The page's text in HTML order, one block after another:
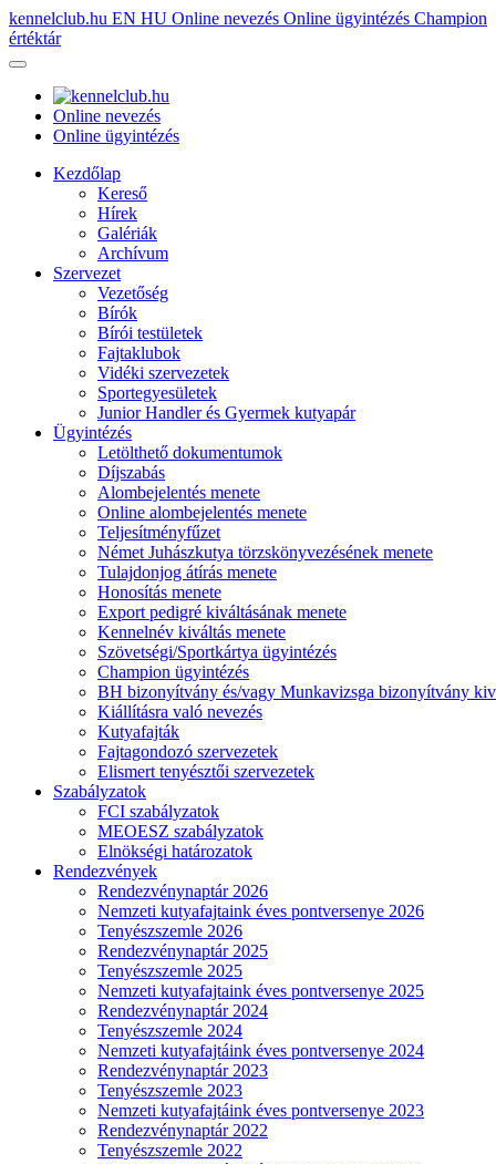
kennelclub.hu EN HU Online nevezés Online ügyintézés Champion
értéktár
Online nevezés
Online ügyintézés
Kezdőlap
Kereső
Hírek
Galériák
Archívum
Szervezet
Vezetőség
Bírók
Bírói testületek
Fajtaklubok
Vidéki szervezetek
Sportegyesületek
Junior Handler és Gyermek kutyapár
Ügyintézés
Letölthető dokumentumok
Díjszabás
Alombejelentés menete
Online alombejelentés menete
Teljesítményfűzet
Német Juhászkutya törzskönyvezésének menete
Tulajdonjog átírás menete
Honosítás menete
Export pedigré kiváltásának menete
Kennelnév kiváltás menete
Szövetségi/Sportkártya ügyintézés
Champion ügyintézés
BH bizonyítvány és/vagy Munkavizsga bizonyítvány
Kiállításra való nevezés
Kutyafajták
Fajtagondozó szervezetek
Elismert tenyésztői szervezetek
Szabályzatok
FCI szabályzatok
MEOESZ szabályzatok
Elnökségi határozatok
Rendezvények
Rendezvénynaptár 2026
Nemzeti kutyafajtaink éves pontversenye 2026
Tenyészszemle 2026
Rendezvénynaptár 2025
Tenyészszemle 2025
Nemzeti kutyafajtaink éves pontversenye 2025
Rendezvénynaptár 2024
Tenyészszemle 2024
Nemzeti kutyafajtáink éves pontversenye 2024
Rendezvénynaptár 2023
Tenyészszemle 2023
Nemzeti kutyafajtáink éves pontversenye 2023
Rendezvénynaptár 2022
Tenyészszemle 2022